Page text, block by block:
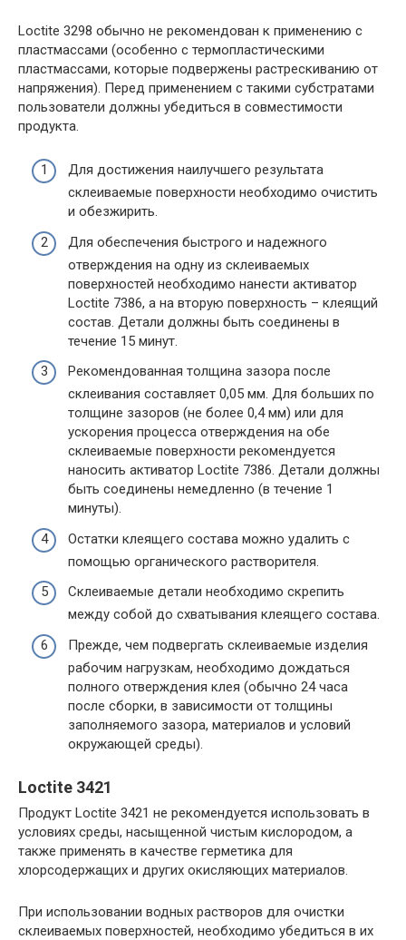
Loctite 3298 обычно не рекомендован к применению с
пластмассами (особенно с термопластическими
пластмассами, которые подвержены растрескиванию от
напряжения). Перед применением с такими субстратами
пользователи должны убедиться в совместимости
продукта.
Для достижения наилучшего результата
склеиваемые поверхности необходимо очистить
и обезжирить.
Для обеспечения быстрого и надежного
отверждения на одну из склеиваемых
поверхностей необходимо нанести активатор
Loctite 7386, а на вторую поверхность – клеящий
состав. Детали должны быть соединены в
течение 15 минут.
Рекомендованная толщина зазора после
склеивания составляет 0,05 мм. Для больших по
толщине зазоров (не более 0,4 мм) или для
ускорения процесса отверждения на обе
склеиваемые поверхности рекомендуется
наносить активатор Loctite 7386. Детали должны
быть соединены немедленно (в течение 1
минуты).
Остатки клеящего состава можно удалить с
помощью органического растворителя.
Склеиваемые детали необходимо скрепить
между собой до схватывания клеящего состава.
Прежде, чем подвергать склеиваемые изделия
рабочим нагрузкам, необходимо дождаться
полного отверждения клея (обычно 24 часа
после сборки, в зависимости от толщины
заполняемого зазора, материалов и условий
окружающей среды).
Loctite 3421
Продукт Loctite 3421 не рекомендуется использовать в
условиях среды, насыщенной чистым кислородом, а
также применять в качестве герметика для
хлорсодержащих и других окисляющих материалов.
При использовании водных растворов для очистки
склеиваемых поверхностей, необходимо убедиться в их